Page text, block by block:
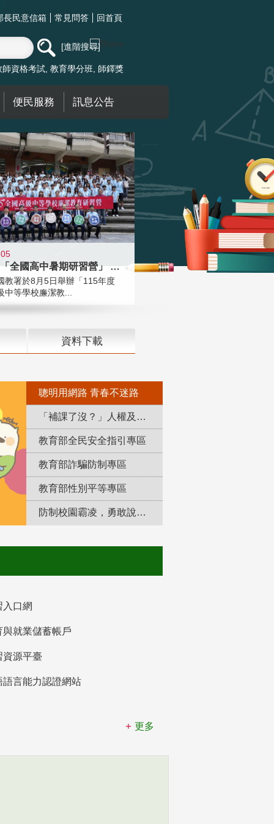
長民意信箱 常見問答 回首頁
進階搜尋
師資格考試 教育學分班 師鐸獎
便民服務 訊息公告
國教署「全國高中暑期研習營」 以多
教署於8月5日舉辦「115年度
中等學校廉潔教...
資料下載
聰明用網路 青春不迷路
「補課了沒？」人權及轉型正義教育專區
教育部全民安全指引專區
教育部詐騙防制專區
教育部性別平等專區
防制校園霸凌，勇敢說出來！
入口網
與就業儲蓄帳戶
資源平臺
語言能力認證網站
更多